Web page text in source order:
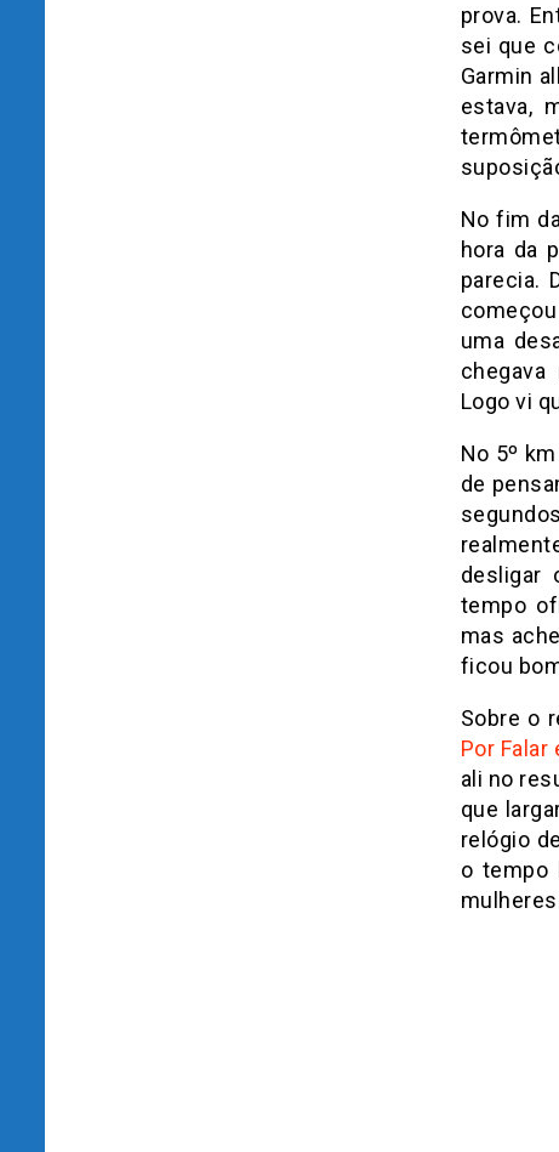
prova.
sei que
Garmin
estava,
No fim
hora da
parecia.
uma
Logo vi
No 5º
de
desligar
tempo
mas
ficou
Sobre o
Por Falar
ali no
que
relógio
o tempo